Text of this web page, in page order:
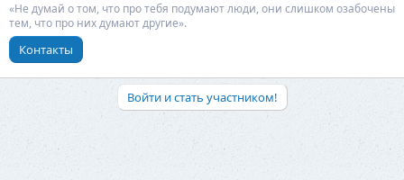
«Не думай о том, что про тебя подумают люди, они слишком озабочены
тем, что про них думают другие».
Контакты
Войти и стать участником!